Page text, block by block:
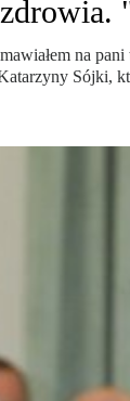
na
Sójki,